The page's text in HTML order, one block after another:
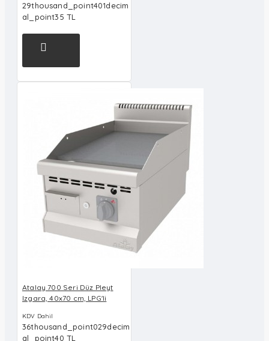
29thousand_point401decim
al_point35 TL
Atalay 700 Seri Düz Pleyt
Izgara, 40x70 cm, LPG'li
KDV Dahil
36thousand_point029decim
al_point40 TL